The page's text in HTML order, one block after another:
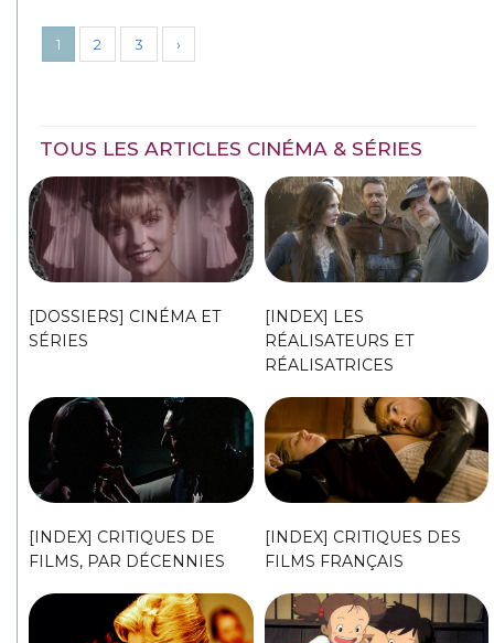
1 2 3 ›
TOUS LES ARTICLES CINÉMA & SÉRIES
[DOSSIERS] CINÉMA ET
SÉRIES
[INDEX] LES
RÉALISATEURS ET
RÉALISATRICES
[INDEX] CRITIQUES DE
FILMS, PAR DÉCENNIES
[INDEX] CRITIQUES DES
FILMS FRANÇAIS